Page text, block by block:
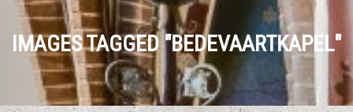
IMAGES TAGGED "BEDEVAARTKAPEL"